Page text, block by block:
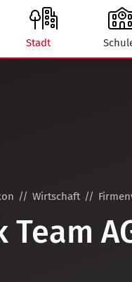
Stadt
Wirtschaft
Team